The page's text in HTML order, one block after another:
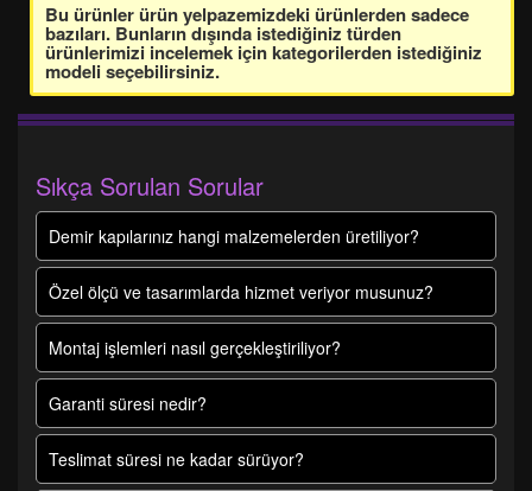
Bu ürünler ürün yelpazemizdeki ürünlerden sadece
bazıları. Bunların dışında istediğiniz türden
ürünlerimizi incelemek için kategorilerden istediğiniz
modeli seçebilirsiniz.
Sıkça Sorulan Sorular
Demir kapılarınız hangi malzemelerden üretiliyor?
Özel ölçü ve tasarımlarda hizmet veriyor musunuz?
Montaj işlemleri nasıl gerçekleştiriliyor?
Garanti süresi nedir?
Teslimat süresi ne kadar sürüyor?